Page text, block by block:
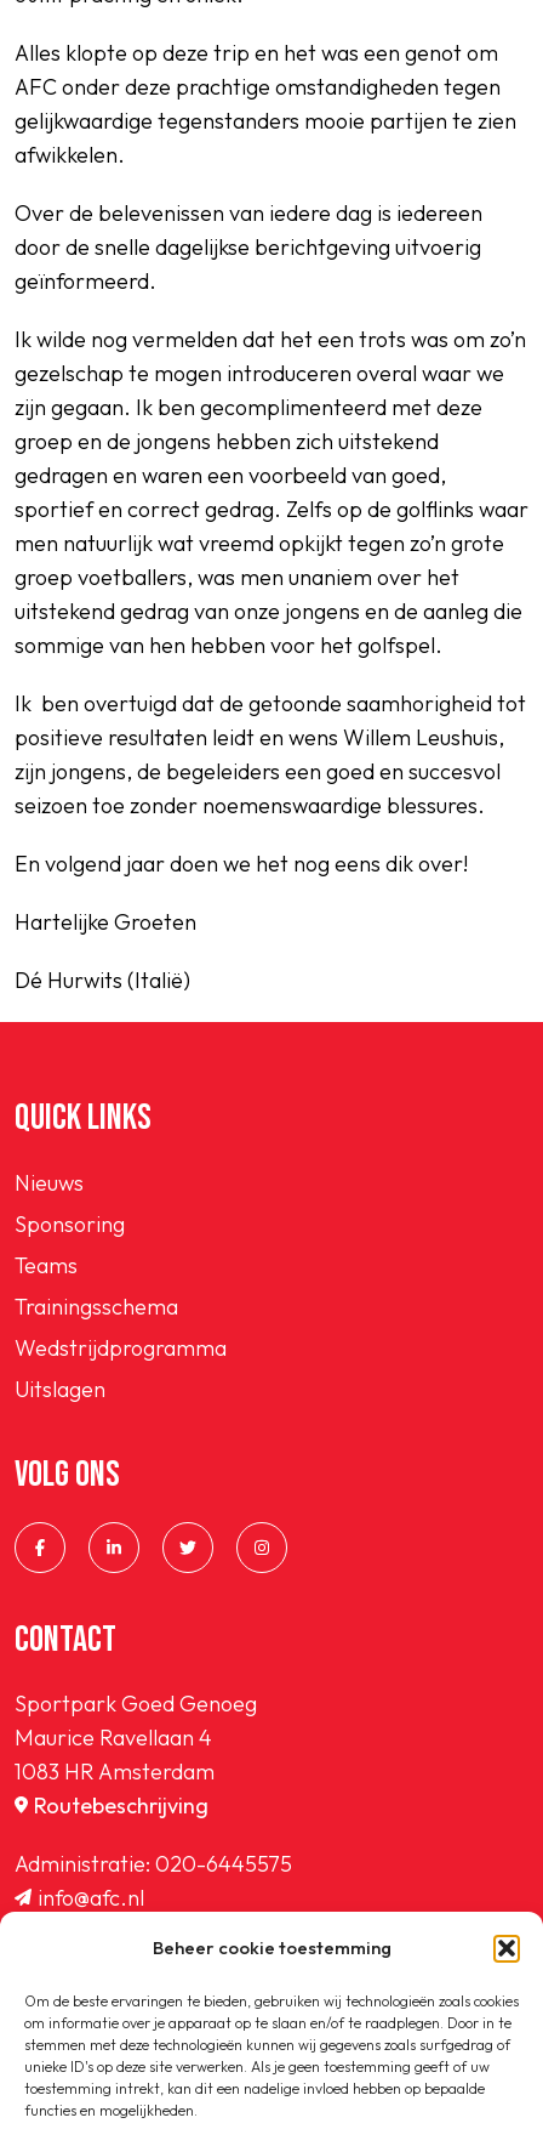
Beheer cookie toestemming
Om de beste ervaringen te bieden, gebruiken wij technologieën zoals cookies
om informatie over je apparaat op te slaan en/of te raadplegen. Door in te
stemmen met deze technologieën kunnen wij gegevens zoals surfgedrag of
unieke ID's op deze site verwerken. Als je geen toestemming geeft of uw
toestemming intrekt, kan dit een nadelige invloed hebben op bepaalde
functies en mogelijkheden.
Alles klopte op deze trip en het was een genot om
AFC onder deze prachtige omstandigheden tegen
gelijkwaardige tegenstanders mooie partijen te zien
afwikkelen.
Over de belevenissen van iedere dag is iedereen
door de snelle dagelijkse berichtgeving uitvoerig
geïnformeerd.
Ik wilde nog vermelden dat het een trots was om zo’n
gezelschap te mogen introduceren overal waar we
zijn gegaan. Ik ben gecomplimenteerd met deze
groep en de jongens hebben zich uitstekend
gedragen en waren een voorbeeld van goed,
sportief en correct gedrag. Zelfs op de golflinks waar
men natuurlijk wat vreemd opkijkt tegen zo’n grote
groep voetballers, was men unaniem over het
uitstekend gedrag van onze jongens en de aanleg die
sommige van hen hebben voor het golfspel.
Ik ben overtuigd dat de getoonde saamhorigheid tot
positieve resultaten leidt en wens Willem Leushuis,
zijn jongens, de begeleiders een goed en succesvol
seizoen toe zonder noemenswaardige blessures.
En volgend jaar doen we het nog eens dik over!
Hartelijke Groeten
Dé Hurwits (Italië)
QUICK LINKS
Nieuws
Sponsoring
Teams
Trainingsschema
Wedstrijdprogramma
Uitslagen
VOLG ONS
CONTACT
Sportpark Goed Genoeg
Maurice Ravellaan 4
1083 HR Amsterdam
Routebeschrijving
Administratie: 020-6445575
info@afc.nl
ledenadministratie@afc.nl